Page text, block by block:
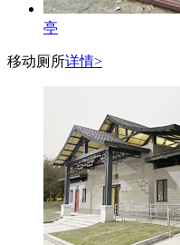
亭
移动厕所详情>